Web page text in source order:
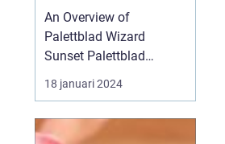
Garden
An Overview of
Palettblad Wizard
Sunset Palettblad
Wizard Sunset is a
remarkable plant that
popularity among
18 januari 2024